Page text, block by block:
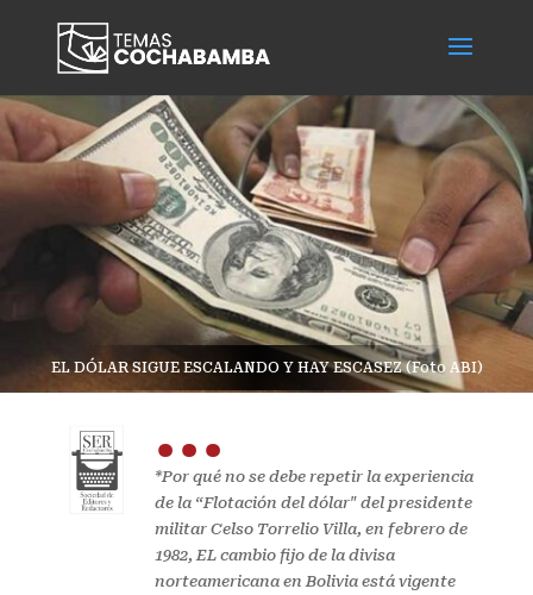
EL DÓLAR SIGUE ESCALANDO Y HAY ESCASEZ (Foto ABI)
...
*Por qué no se debe repetir la experiencia
de la “Flotación del dólar" del presidente
militar Celso Torrelio Villa, en febrero de
1982, EL cambio fijo de la divisa
norteamericana en Bolivia está vigente